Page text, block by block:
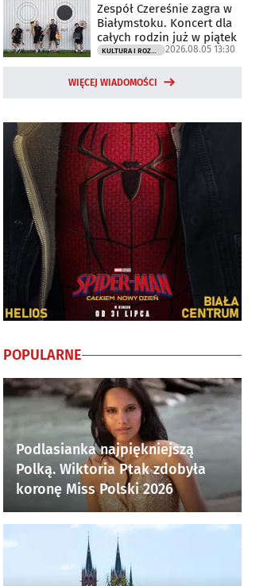
Zespół Czereśnie zagra w
Białymstoku. Koncert dla
całych rodzin już w piątek
2026.08.05 13:30
WIĘCEJ WIADOMOŚCI
POPULARNE
Podlasianka najpiękniejszą
Polką. Wiktoria Ptak zdobyła
koronę Miss Polski 2026